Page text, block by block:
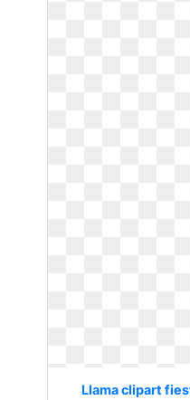
Llama clipart